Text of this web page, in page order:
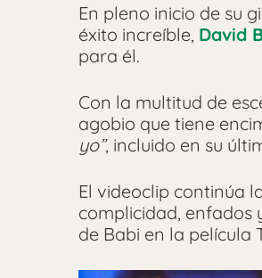
En pleno inicio de su
éxito increíble, David
para él.
Con la multitud de
agobio que tiene
yo”, incluido en su
El videoclip continúa
complicidad, enfados
de Babi en la película